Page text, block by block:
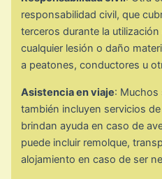
responsabilidad civil, que
terceros durante la
cualquier lesión o daño
a peatones, conductores u
Asistencia en viaje: Muchos
también incluyen servicios
brindan ayuda en caso de
puede incluir remolque,
alojamiento en caso de ser